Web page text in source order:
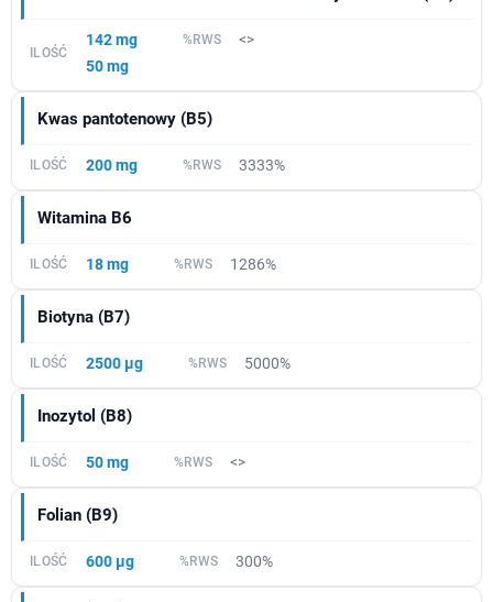
142 mg
50 mg
<>
Kwas pantotenowy (B5)
200 mg 3333%
Witamina B6
18 mg 1286%
Biotyna (B7)
2500 µg 5000%
Inozytol (B8)
50 mg <>
Folian (B9)
600 µg 300%